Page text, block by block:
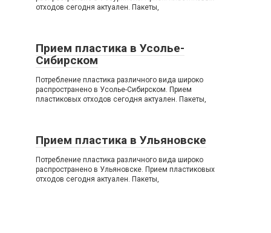
отходов сегодня актуален. Пакеты,
Прием пластика в Усолье-
Сибирском
Потребление пластика различного вида широко
распространено в Усолье-Сибирском. Прием
пластиковых отходов сегодня актуален. Пакеты,
Прием пластика в Ульяновске
Потребление пластика различного вида широко
распространено в Ульяновске. Прием пластиковых
отходов сегодня актуален. Пакеты,